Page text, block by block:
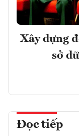
Xây dựng
sở
Đọc tiếp